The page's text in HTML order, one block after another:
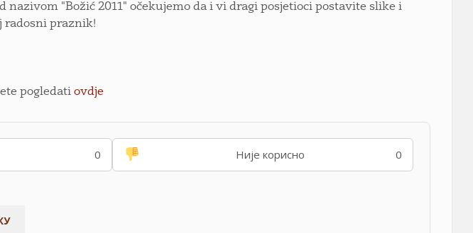
nazivom "Božić 2011" očekujemo da i vi dragi posjetioci postavite slike i
radosni praznik!
pogledatiovdje
0 Није корисно 0